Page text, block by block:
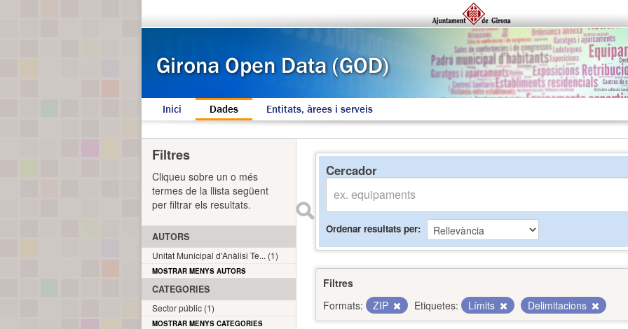
Inici Dades Entitats, àrees i serveis
Cercador
Ordenar resultats per
Filtres
Formats:
ZIP Etiquetes: Límits Delimitacions
Filtres
Cliqueu sobre un o més
termes de la llista següent
per filtrar els resultats.
AUTORS
Unitat Municipal d'Anàlisi Te... (1)
MOSTRAR MENYS AUTORS
CATEGORIES
Sector públic (1)
MOSTRAR MENYS CATEGORIES